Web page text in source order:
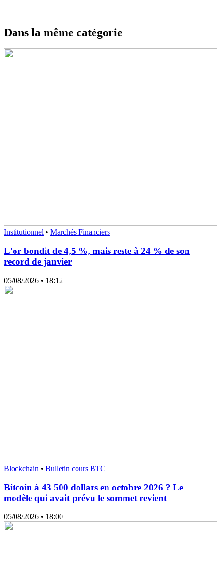
Dans la même catégorie
Institutionnel • Marchés Financiers
L'or bondit de 4,5 %, mais reste à 24 % de son
record de janvier
05/08/2026 • 18:12
Blockchain • Bulletin cours BTC
Bitcoin à 43 500 dollars en octobre 2026 ? Le
modèle qui avait prévu le sommet revient
05/08/2026 • 18:00